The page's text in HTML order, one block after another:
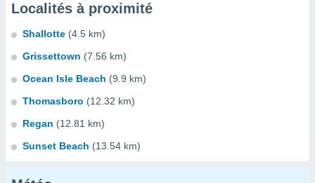
Localités à proximité
Shallotte (4.5 km)
Grissettown (7.56 km)
Ocean Isle Beach (9.9 km)
Thomasboro (12.32 km)
Regan (12.81 km)
Sunset Beach (13.54 km)